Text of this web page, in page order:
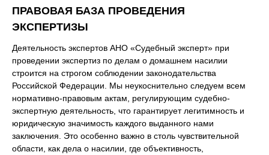
ПРАВОВАЯ БАЗА ПРОВЕДЕНИЯ
ЭКСПЕРТИЗЫ
Деятельность экспертов АНО «Судебный эксперт» при
проведении экспертиз по делам о домашнем насилии
строится на строгом соблюдении законодательства
Российской Федерации. Мы неукоснительно следуем всем
нормативно-правовым актам, регулирующим судебно-
экспертную деятельность, что гарантирует легитимность и
юридическую значимость каждого выданного нами
заключения. Это особенно важно в столь чувствительной
области, как дела о насилии, где объективность,